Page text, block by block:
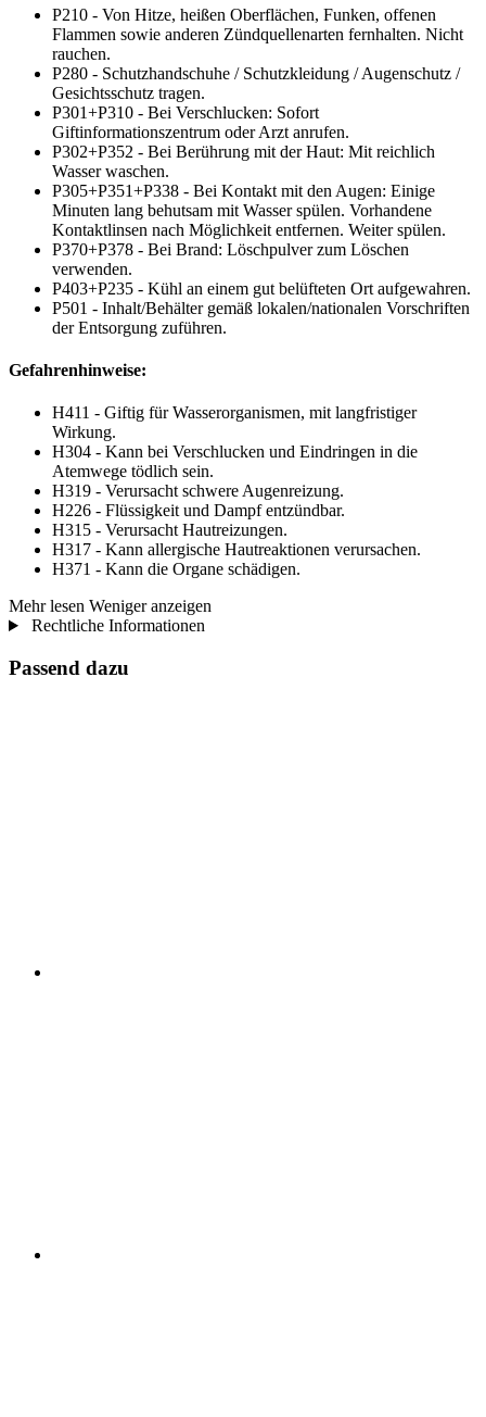
P210 - Von Hitze, heißen Oberflächen, Funken, offenen
Flammen sowie anderen Zündquellenarten fernhalten. Nicht
rauchen.
P280 - Schutzhandschuhe / Schutzkleidung / Augenschutz /
Gesichtsschutz tragen.
P301+P310 - Bei Verschlucken: Sofort
Giftinformationszentrum oder Arzt anrufen.
P302+P352 - Bei Berührung mit der Haut: Mit reichlich
Wasser waschen.
P305+P351+P338 - Bei Kontakt mit den Augen: Einige
Minuten lang behutsam mit Wasser spülen. Vorhandene
Kontaktlinsen nach Möglichkeit entfernen. Weiter spülen.
P370+P378 - Bei Brand: Löschpulver zum Löschen
verwenden.
P403+P235 - Kühl an einem gut belüfteten Ort aufgewahren.
P501 - Inhalt/Behälter gemäß lokalen/nationalen Vorschriften
der Entsorgung zuführen.
Gefahrenhinweise:
H411 - Giftig für Wasserorganismen, mit langfristiger
Wirkung.
H304 - Kann bei Verschlucken und Eindringen in die
Atemwege tödlich sein.
H319 - Verursacht schwere Augenreizung.
H226 - Flüssigkeit und Dampf entzündbar.
H315 - Verursacht Hautreizungen.
H317 - Kann allergische Hautreaktionen verursachen.
H371 - Kann die Organe schädigen.
Mehr lesen Weniger anzeigen
Rechtliche Informationen
Passend dazu